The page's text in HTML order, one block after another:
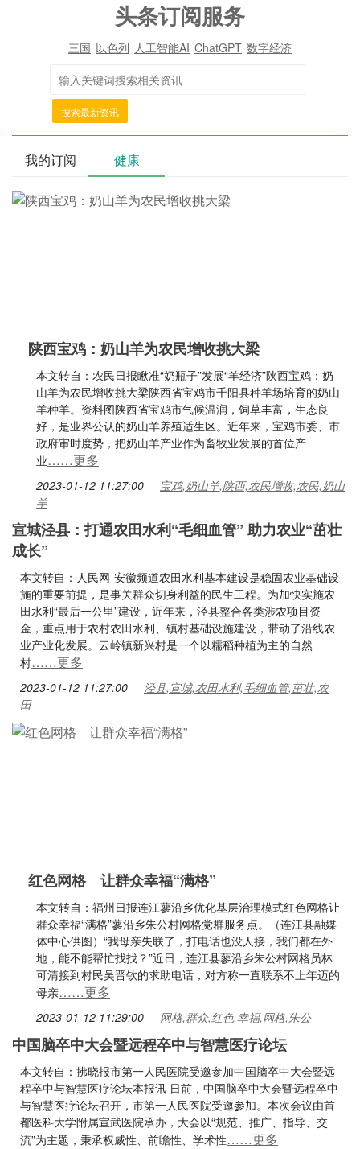
头条订阅服务
三国 以色列 人工智能AI ChatGPT 数字经济
搜索最新资讯
我的订阅 健康
陕西宝鸡：奶山羊为农民增收挑大梁
本文转自：农民日报瞅准“奶瓶子”发展“羊经济”陕西宝鸡：奶
山羊为农民增收挑大梁陕西省宝鸡市千阳县种羊场培育的奶山
羊种羊。资料图陕西省宝鸡市气候温润，饲草丰富，生态良
好，是业界公认的奶山羊养殖适生区。近年来，宝鸡市委、市
政府审时度势，把奶山羊产业作为畜牧业发展的首位产
业……更多
2023-01-12 11:27:00
宝鸡,奶山羊,陕西,农民增收,农民,奶山
羊
宣城泾县：打通农田水利“毛细血管” 助力农业“茁壮
成长”
本文转自：人民网-安徽频道农田水利基本建设是稳固农业基础设
施的重要前提，是事关群众切身利益的民生工程。为加快实施农
田水利“最后一公里”建设，近年来，泾县整合各类涉农项目资
金，重点用于农村农田水利、镇村基础设施建设，带动了沿线农
业产业化发展。云岭镇新兴村是一个以糯稻种植为主的自然
村……更多
2023-01-12 11:27:00
泾县,宣城,农田水利,毛细血管,茁壮,农
田
红色网格 让群众幸福“满格”
本文转自：福州日报连江蓼沿乡优化基层治理模式红色网格让
群众幸福“满格”蓼沿乡朱公村网格党群服务点。（连江县融媒
体中心供图）“我母亲失联了，打电话也没人接，我们都在外
地，能不能帮忙找找？”近日，连江县蓼沿乡朱公村网格员林
可清接到村民吴晋钦的求助电话，对方称一直联系不上年迈的
母亲……更多
2023-01-12 11:29:00 网格,群众,红色,幸福,网格,朱公
中国脑卒中大会暨远程卒中与智慧医疗论坛
本文转自：拂晓报市第一人民医院受邀参加中国脑卒中大会暨远
程卒中与智慧医疗论坛本报讯 日前，中国脑卒中大会暨远程卒中
与智慧医疗论坛召开，市第一人民医院受邀参加。本次会议由首
都医科大学附属宣武医院承办，大会以“规范、推广、指导、交
流”为主题，秉承权威性、前瞻性、学术性……更多